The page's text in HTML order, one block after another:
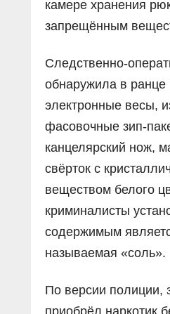
камере хранения
запрещённым
Следственно-
обнаружила в ранце
электронные весы,
фасовочные зип-
канцелярский нож,
свёрток с
веществом белого
криминалисты
содержимым
называемая «соль».
По версии полиции,
приобрёл наркотик